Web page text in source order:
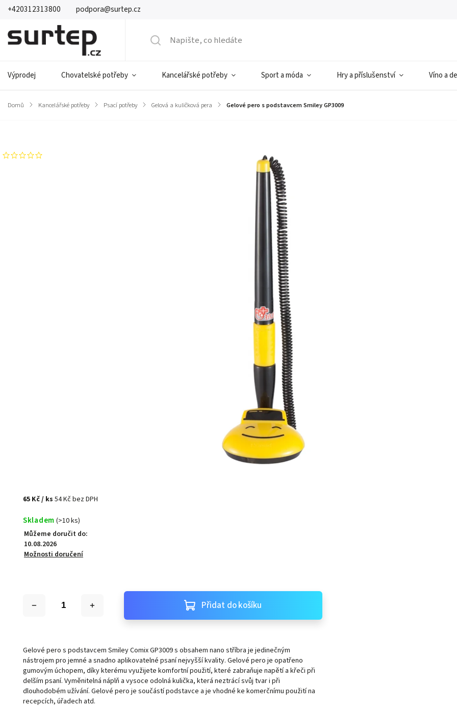
+420312313800 podpora@surtep.cz
Výprodej Chovatelské potřeby Kancelářské potřeby Sport a móda Hry a příslušenství Víno a
Domů / Kancelářské potřeby / Psací potřeby / Gelová a kuličková pera / Gelové pero s podstavcem Smiley GP3009
65 Kč/ ks54 Kč bez DPH
Skladem (>10 ks)
Můžeme doručit do:
10.08.2026
Možnosti doručení
Přidat do košíku
Gelové pero s podstavcem Smiley Comix GP3009 s obsahem nano stříbra je jedinečným
nástrojem pro jemné a snadno aplikovatelné psaní nejvyšší kvality. Gelové pero je opatřeno
gumovým úchopem, díky kterému využijete komfortní použití, které zabraňuje napětí a křeči při
delším psaní. Vyměnitelná náplň a vysoce odolná kulička, která neztrácí svůj tvar i při
dlouhodobém užívání. Gelové pero je součástí podstavce a je vhodné ke komerčnímu použití na
recepcích, úřadech atd.